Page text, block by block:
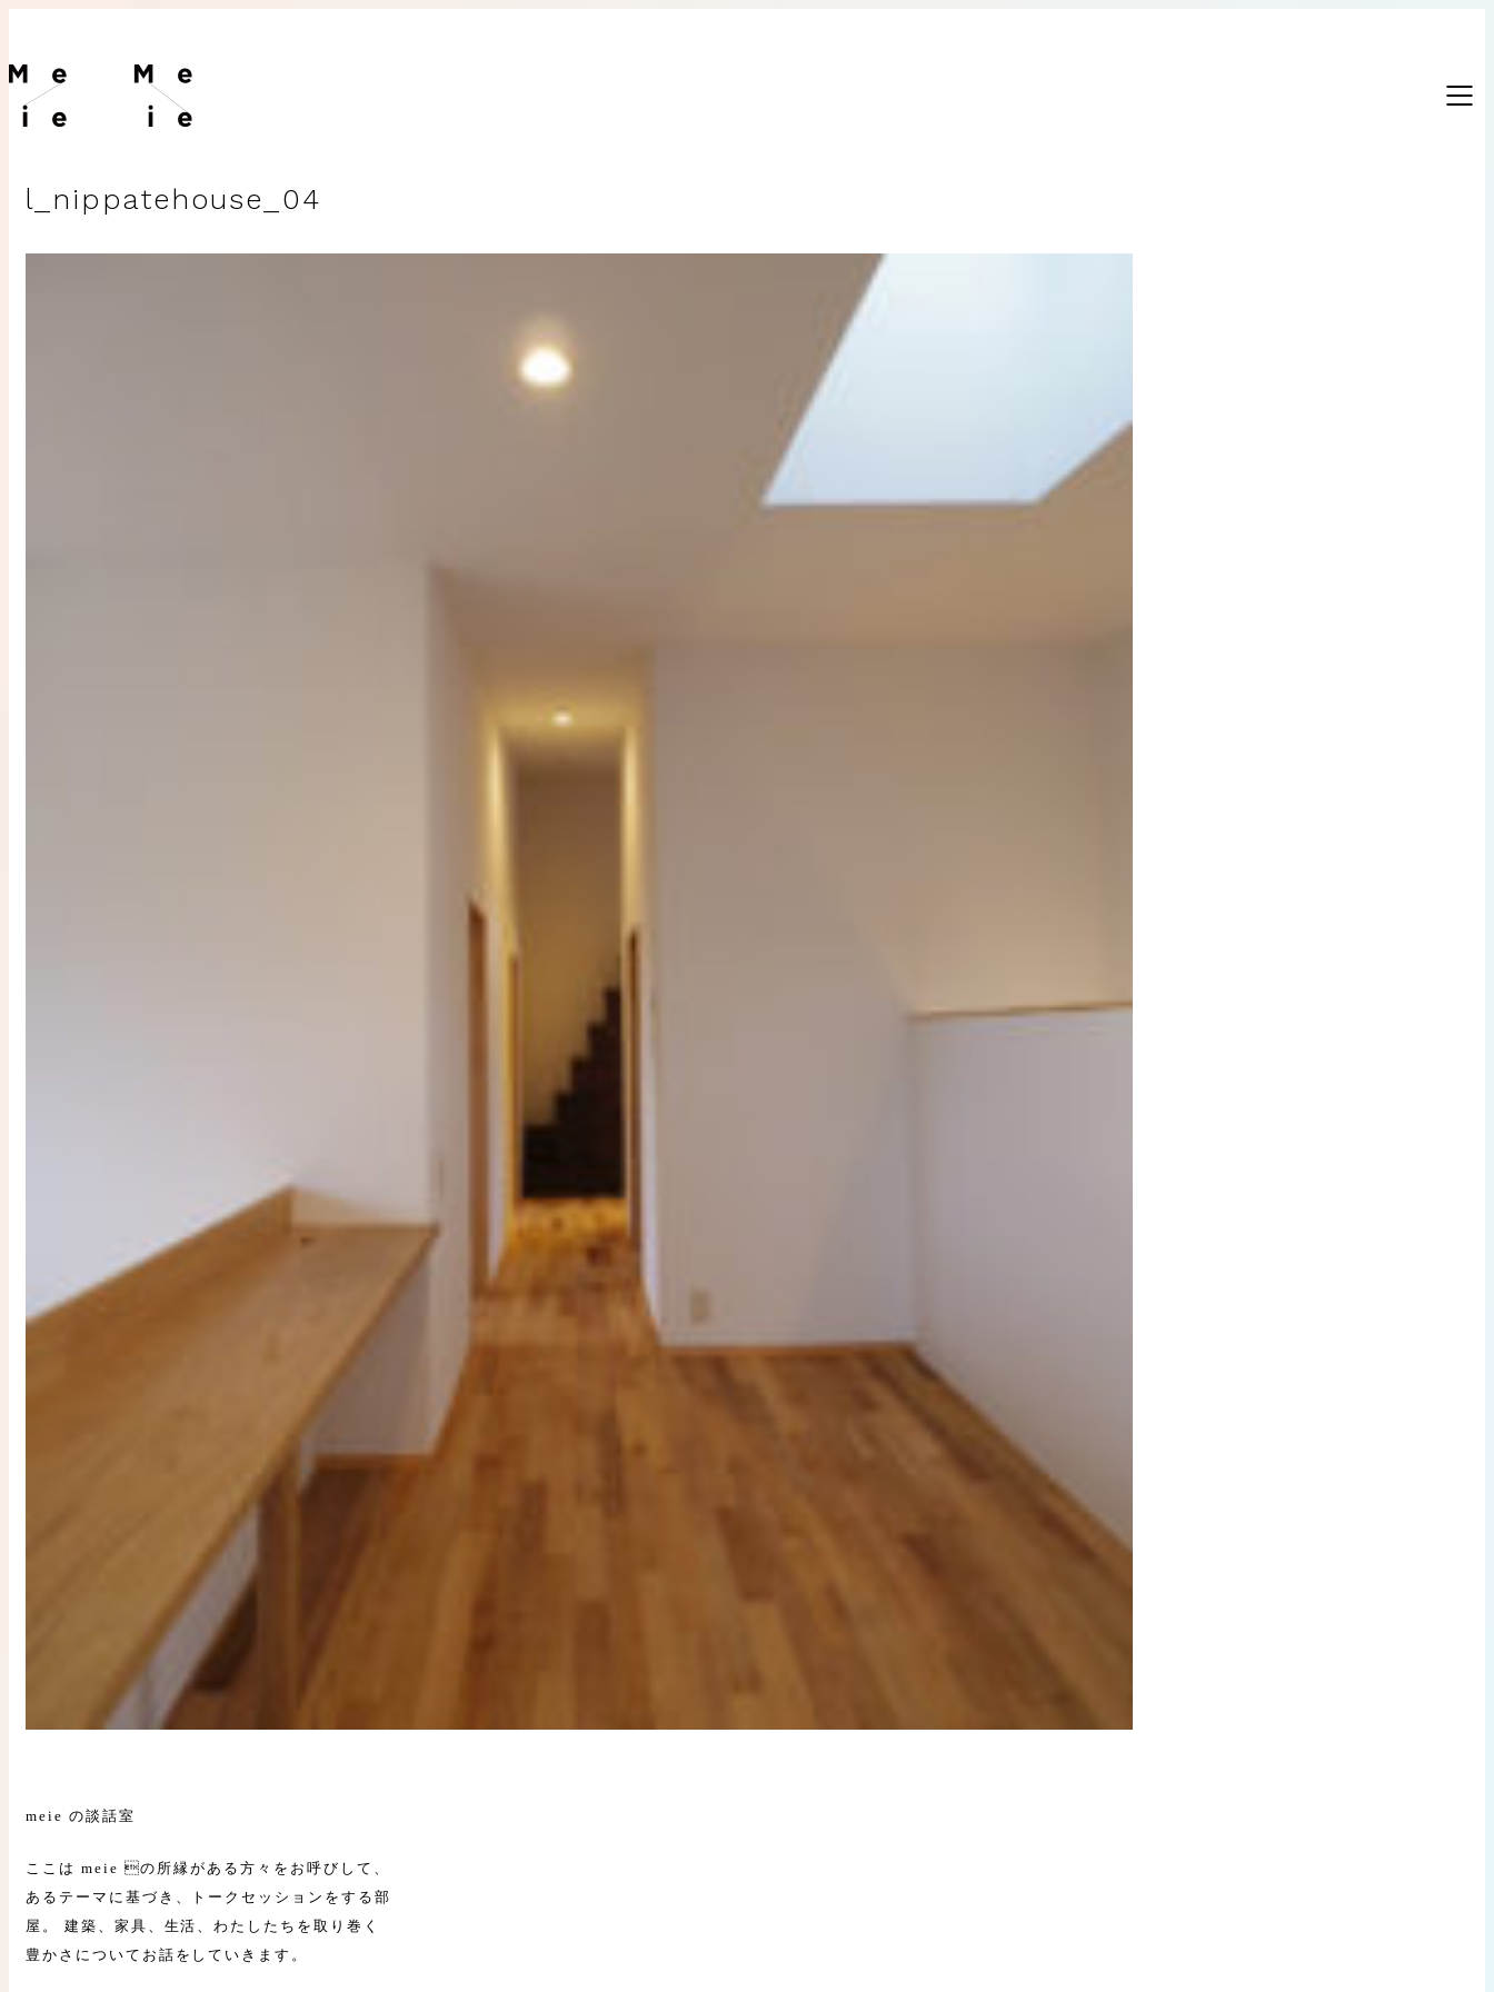
l_nippatehouse_04
meie の談話室
ここは meie の所縁がある方々をお呼びして、
あるテーマに基づき、トークセッションをする部
屋。 建築、家具、生活、わたしたちを取り巻く
豊かさについてお話をしていきます。